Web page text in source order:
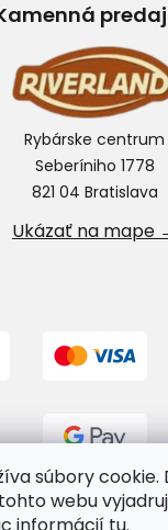
súbory cookie.
webu
Rybárske centrum
Seberíniho 1778
821 04 Bratislava
Ukázať na mape